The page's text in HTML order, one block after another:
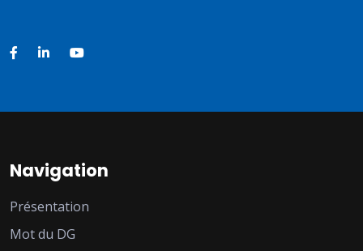
Navigation
Présentation
Mot du DG